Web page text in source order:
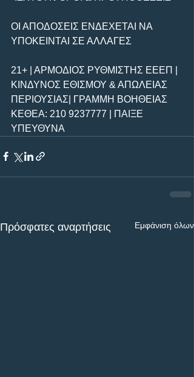
ΟΙ ΑΠΟΔΟΣΕΙΣ ΕΝΔΕΧΕΤΑΙ ΝΑ
ΥΠΟΚΕΙΝΤΑΙ ΣΕ ΑΛΛΑΓΕΣ
21+ | ΑΡΜΟΔΙΟΣ ΡΥΘΜΙΣΤΗΣ ΕΕΕΠ |
ΚΙΝΔΥΝΟΣ ΕΘΙΣΜΟΥ & ΑΠΩΛΕΙΑΣ
ΠΕΡΙΟΥΣΙΑΣ| ΓΡΑΜΜΗ ΒΟΗΘΕΙΑΣ
ΚΕΘΕΑ: 210 9237777 | ΠΑΙΞΕ
ΥΠΕΥΘΥΝΑ
Πρόσφατες αναρτήσεις Εμφάνιση όλων